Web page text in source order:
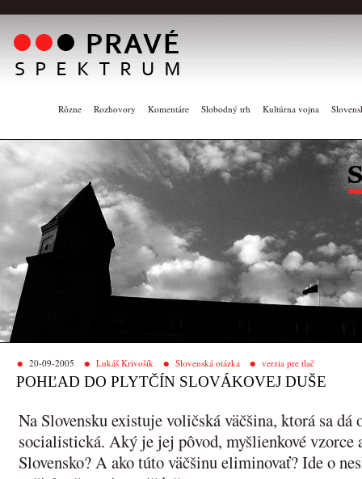
Rôzne Rozhovory Komentáre Slobodný trh Kultúrna vojna
20-09-2005 Lukáš Krivošík Slovenská otázka verzia pre tlač
POHĽAD DO PLYTČÍN SLOVÁKOVEJ DUŠE
Na Slovensku existuje voličská väčšina, ktorá sa dá
socialistická. Aký je jej pôvod, myšlienkové vzorce
Slovensko? A ako túto väčšinu eliminovať? Ide o